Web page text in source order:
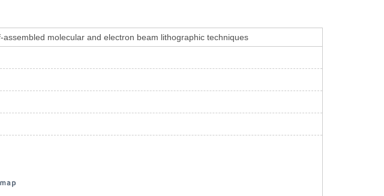
molecular and electron beam lithographic techniques